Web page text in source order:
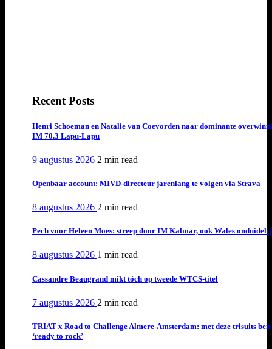
Recent Posts
Henri Schoeman en Natalie van Coevorden naar dominante
IM 70.3 Lapu-Lapu
9 augustus 2026 2 min read
Openbaar account: MIVD-directeur jarenlang te volgen via Strava
8 augustus 2026 2 min read
Pech voor Heleen Moes: streep door IM Kalmar, ook Wales
8 augustus 2026 1 min read
Cassandre Beaugrand mikt tóch op tweede WTCS-titel
7 augustus 2026 2 min read
TRIAT x Road to Challenge Almere-Amsterdam: met deze trisuits ben
‘ready to rock’